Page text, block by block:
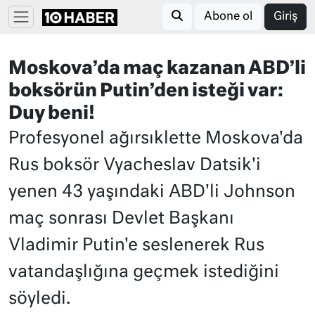
Abone ol Giriş
Moskova’da maç kazanan ABD’li
boksörün Putin’den isteği var:
Duy beni!
Profesyonel ağırsıklette Moskova'da
Rus boksör Vyacheslav Datsik'i
yenen 43 yaşındaki ABD'li Johnson
maç sonrası Devlet Başkanı
Vladimir Putin'e seslenerek Rus
vatandaşlığına geçmek istediğini
söyledi.